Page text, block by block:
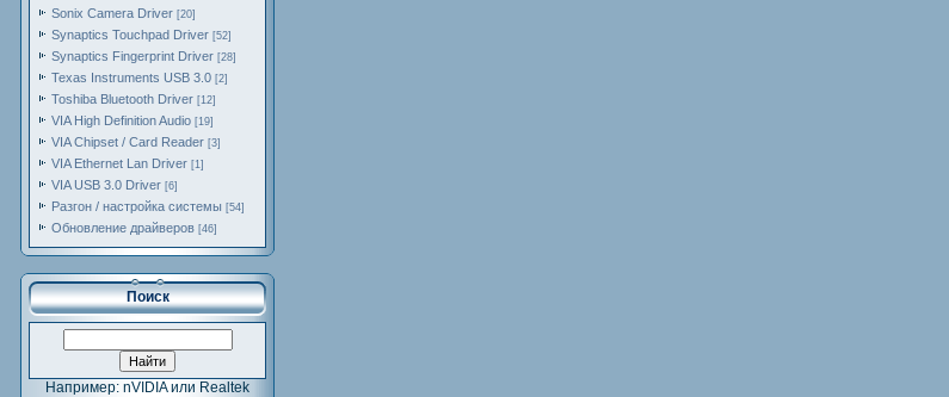
Sonix Camera Driver [20]
Synaptics Touchpad Driver [52]
Synaptics Fingerprint Driver [28]
Texas Instruments USB 3.0 [2]
Toshiba Bluetooth Driver [12]
VIA High Definition Audio [19]
VIA Chipset / Card Reader [3]
VIA Ethernet Lan Driver [1]
VIA USB 3.0 Driver [6]
Разгон / настройка системы [54]
Обновление драйверов [46]
Поиск
Например: nVIDIA или Realtek